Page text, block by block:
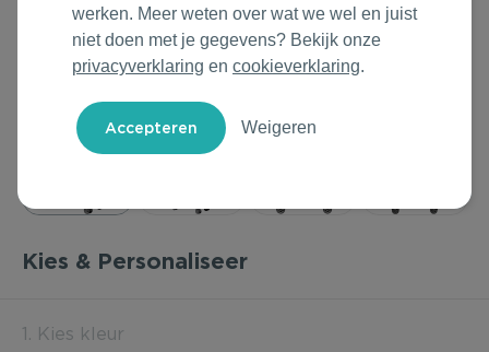
Duurzame Bestsellers
Back to Routine
Sinterklaas
Kerst & Eindejaar
Stanley/Stella
Kies & Personaliseer
1. Kies kleur
werken. Meer weten over wat we wel en juist
niet doen met je gegevens? Bekijk onze
privacyverklaring en cookieverklaring.
Weigeren